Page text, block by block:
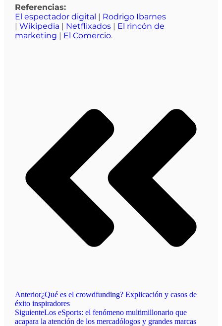
Referencias:
El espectador digital | Rodrigo Ibarnes
| Wikipedia | Netflixados| El rincón de
marketing | El Comercio.
Anterior¿Qué es el crowdfunding? Explicación y casos de
éxito inspiradores
SiguienteLos eSports: el fenómeno multimillonario que
acapara la atención de los mercadólogos y grandes marcas